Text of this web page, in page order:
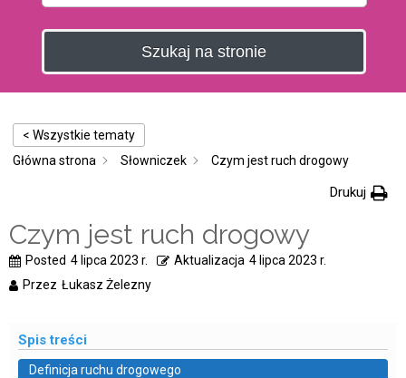
Szukaj na stronie
< Wszystkie tematy
Główna strona
Słowniczek Czym jest ruch drogowy
Drukuj
Czym jest ruch drogowy
Posted 4 lipca 2023 r. Aktualizacja 4 lipca 2023 r.
Przez Łukasz Żelezny
Spis treści
Definicja ruchu drogowego